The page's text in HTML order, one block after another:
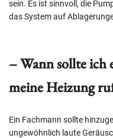
sein. Es ist sinnvoll, die
das System auf
– Wann sollte ich
meine Heizung
Ein Fachmann sollte
ungewöhnlich laute